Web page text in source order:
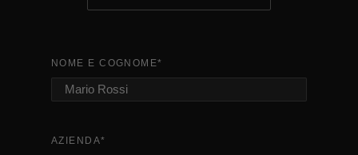
NOME E COGNOME*
AZIENDA*